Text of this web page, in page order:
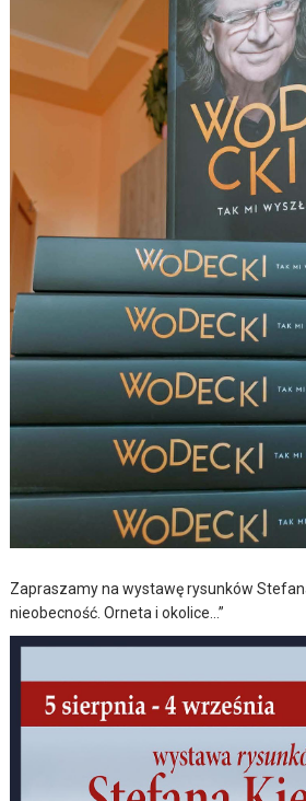
Zapraszamy na wystawę rysunków
nieobecność. Orneta i okolice…”